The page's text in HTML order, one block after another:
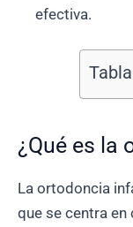
efectiva.
¿Qué es la
La ortodoncia
que se centra